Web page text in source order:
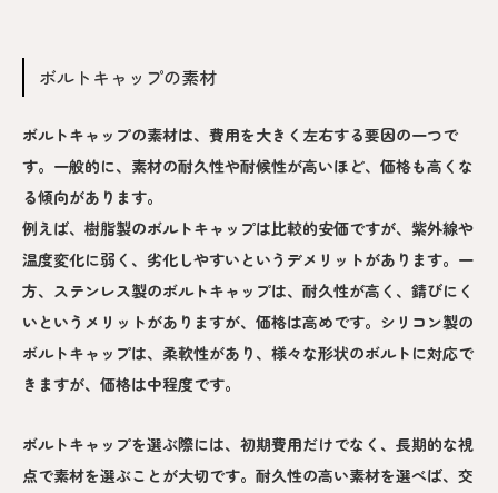
ボルトキャップの素材
ボルトキャップの素材は、費用を大きく左右する要因の一つで
す。一般的に、素材の耐久性や耐候性が高いほど、価格も高くな
る傾向があります。
例えば、樹脂製のボルトキャップは比較的安価ですが、紫外線や
温度変化に弱く、劣化しやすいというデメリットがあります。一
方、ステンレス製のボルトキャップは、耐久性が高く、錆びにく
いというメリットがありますが、価格は高めです。シリコン製の
ボルトキャップは、柔軟性があり、様々な形状のボルトに対応で
きますが、価格は中程度です。
ボルトキャップを選ぶ際には、初期費用だけでなく、長期的な視
点で素材を選ぶことが大切です。耐久性の高い素材を選べば、交